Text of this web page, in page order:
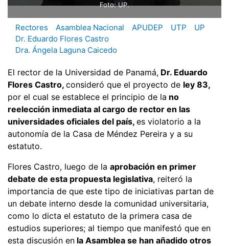
Foto: UP.
Rectores Asamblea Nacional APUDEP UTP
UP
Dr. Eduardo Flores Castro
Dra. Ángela Laguna Caicedo
El rector de la Universidad de Panamá, Dr. Eduardo
Flores Castro, consideró que el proyecto de ley 83,
por el cual se establece el principio de la no
reelección inmediata al cargo de rector en las
universidades oficiales del país, es violatorio a la
autonomía de la Casa de Méndez Pereira y a su
estatuto.
Flores Castro, luego de la aprobación en primer
debate de esta propuesta legislativa, reiteró la
importancia de que este tipo de iniciativas partan de
un debate interno desde la comunidad universitaria,
como lo dicta el estatuto de la primera casa de
estudios superiores; al tiempo que manifestó que en
esta discusión en la Asamblea se han añadido otros